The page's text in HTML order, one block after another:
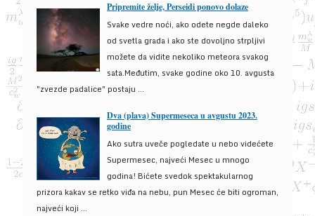
Pripremite želje, Perseidi ponovo dolaze
Svake vedre noći, ako odete negde daleko
od svetla grada i ako ste dovoljno strpljivi
možete da vidite nekoliko meteora svakog
sata.Međutim, svake godine oko 10. avgusta
"zvezde padalice" postaju ...
Dva (plava) Supermeseca u avgustu 2023.
godine
Ako sutra uveče pogledate u nebo videćete
Supermesec, najveći Mesec u mnogo
godina! Bićete svedok spektakularnog
prizora kakav se retko viđa na nebu, pun Mesec će biti ogroman,
najveći koji ...